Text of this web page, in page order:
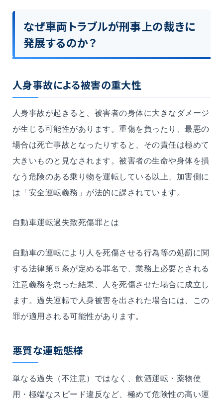
なぜ車両トラブルが刑事上の裁きに
発展するのか？
人身事故による被害の重大性
人身事故が起きると、被害者の身体に大きなダメージ
が生じる可能性があります。重傷を負ったり、最悪の
場合は死亡事故となったりすると、その責任は極めて
大きいものと見なされます。被害者の生命や身体を損
なう危険のある乗り物を運転している以上、加害側に
は「安全運転義務」が法的に課されています。
自動車運転過失致死傷罪とは
自動車の運転により人を死傷させる行為等の処罰に関
する法律第５条が定める罪名で、業務上必要とされる
注意義務を怠った結果、人を死傷させた場合に成立し
ます。過失運転で人身被害を出された場合には、この
罪が適用される可能性があります。
悪質な運転態様
単なる過失（不注意）ではなく、飲酒運転・薬物使
用・極端なスピード違反など、極めて危険性の高い運